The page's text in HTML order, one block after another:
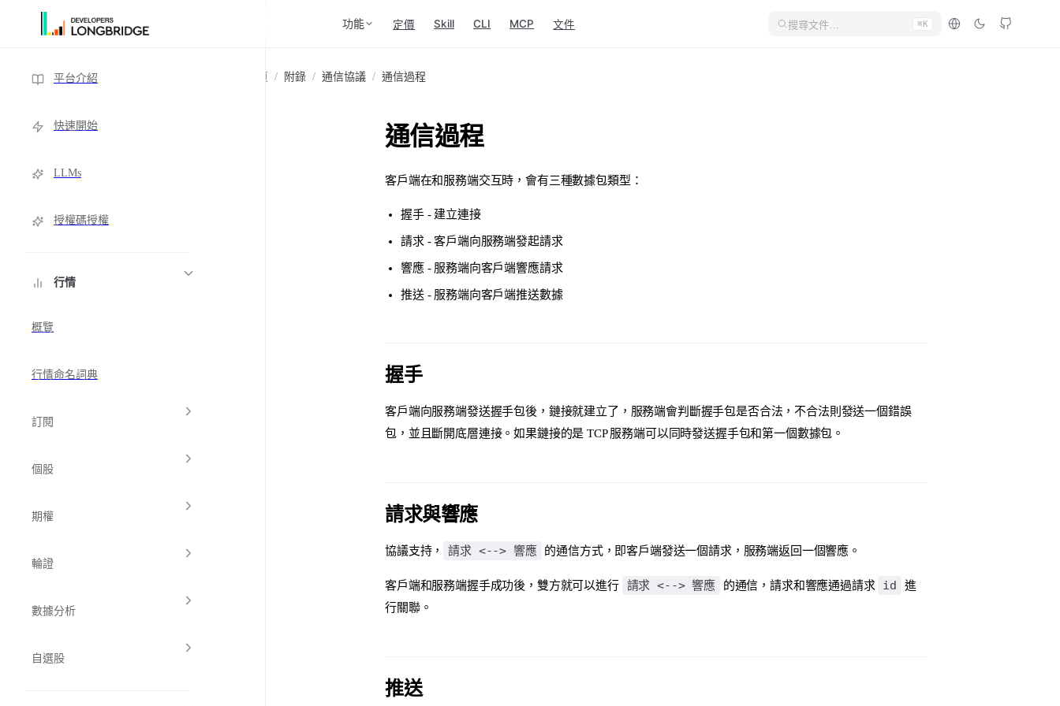
跳轉到內容 功能 定價 Skill CLI MCP 文件 搜尋文件… ⌘K
平台介紹
快速開始
LLMs
授權碼授權
行情
概覽
行情命名詞典
訂閱
個股
期權
輪證
數據分析
自選股
主頁 / 附錄 / 通信協議 / 通信過程
通信過程
客戶端在和服務端交互時，會有三種數據包類型：
握手 - 建立連接
請求 - 客戶端向服務端發起請求
響應 - 服務端向客戶端響應請求
推送 - 服務端向客戶端推送數據
握手
客戶端向服務端發送握手包後，鏈接就建立了，服務端會判斷握手包是否合法，不合法則發送一個錯誤
包，並且斷開底層連接。如果鏈接的是 TCP 服務端可以同時發送握手包和第一個數據包。
請求與響應
協議支持， 請求 <--> 響應 的通信方式，即客戶端發送一個請求，服務端返回一個響應。
客戶端和服務端握手成功後，雙方就可以進行 請求 <--> 響應 的通信，請求和響應通過請求 id
進
行關聯。
推送